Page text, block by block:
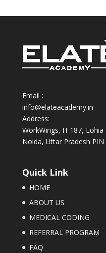
Email :
info@elateacademy.in
Address:
WorkWings, H-187,
Noida, Uttar Pradesh PIN
Quick Link
HOME
ABOUT US
MEDICAL CODING
REFERRAL PROGRAM
FAQ